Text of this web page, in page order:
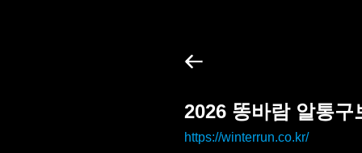
2026 똥바람 알통구
https://winterrun.co.kr/